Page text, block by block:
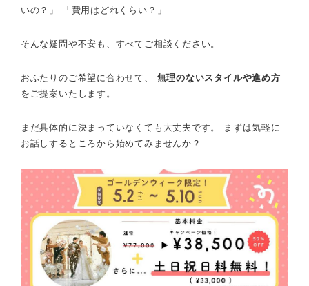
いの？」 「費用はどれくらい？」
そんな疑問や不安も、すべてご相談ください。
おふたりのご希望に合わせて、 無理のないスタイルや進め方
をご提案いたします。
まだ具体的に決まっていなくても大丈夫です。 まずは気軽に
お話しするところから始めてみませんか？